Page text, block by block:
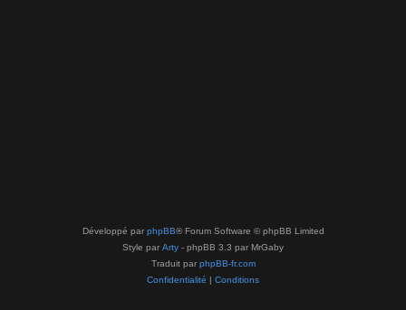
Développé par phpBB® Forum Software © phpBB Limited
Style par Arty - phpBB 3.3 par MrGaby
Traduit par phpBB-fr.com
Confidentialité | Conditions